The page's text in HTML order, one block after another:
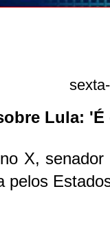
Lula:
X,
pelos